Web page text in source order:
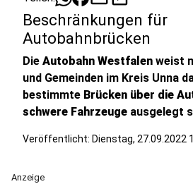
Beschränkungen für
Autobahnbrücken
Die Autobahn Westfalen weist
und Gemeinden im Kreis Unna
bestimmte Brücken über die
schwere Fahrzeuge ausgelegt
Veröffentlicht: Dienstag, 27.09.2022
Anzeige